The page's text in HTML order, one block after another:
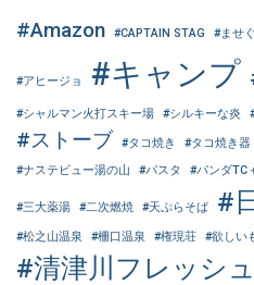
#Amazon #CAPTAIN STAG #ませ
#アヒージョ #キャンプ
#シャルマン火打スキー場 #シルキーな炎
#ストーブ #タコ焼き #タコ焼き器
#ナステビュー湯の山
#パスタ #パンダTC
#三大薬湯 #二次燃焼 #天ぷらそば #
#松之山温泉 #柵口温泉 #権現荘 #欲しい
#清津川フレッシ